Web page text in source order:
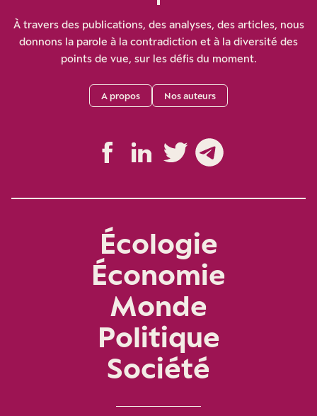
À travers des publications, des analyses, des articles, nous
donnons la parole à la contradiction et à la diversité des
points de vue, sur les défis du moment.
A propos Nos auteurs
Écologie
Économie
Monde
Politique
Société